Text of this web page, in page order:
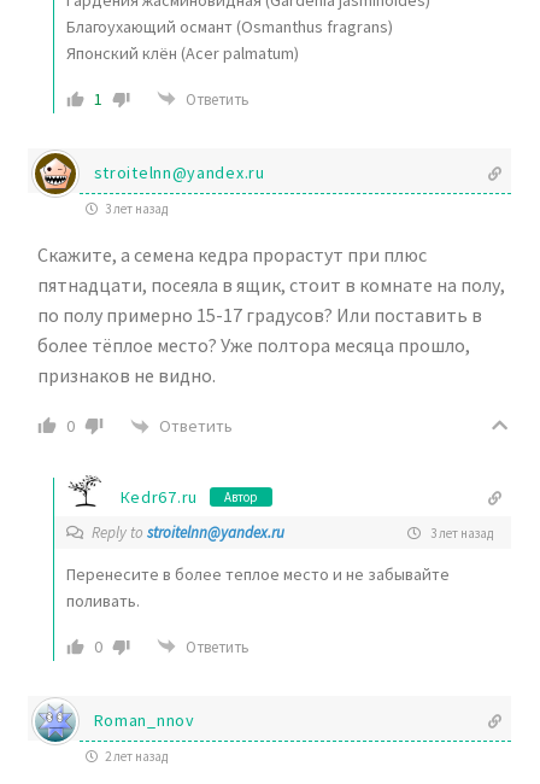
Благоухающий османт (Osmanthus fragrans)
Японский клён (Acer palmatum)
1 Ответить
stroitelnn@yandex.ru
3 лет назад
Скажите, а семена кедра прорастут при плюс
пятнадцати, посеяла в ящик, стоит в комнате на полу,
по полу примерно 15-17 градусов? Или поставить в
более тёплое место? Уже полтора месяца прошло,
признаков не видно.
0 Ответить
Кedr67.ru Автор
Reply to stroitelnn@yandex.ru 3 лет назад
Перенесите в более теплое место и не забывайте
поливать.
0 Ответить
Roman_nnov
2 лет назад